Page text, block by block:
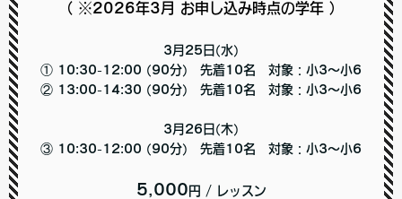
（ ※2026年3月 お申し込み時点の学年 ）
3月25日(水)
① 10:30-12:00 (90分) 先着10名 対象：小3～小6
② 13:00-14:30 (90分) 先着10名 対象：小3～小6
3月26日(木)
③ 10:30-12:00 (90分) 先着10名 対象：小3～小6
5,000 円 / レッスン